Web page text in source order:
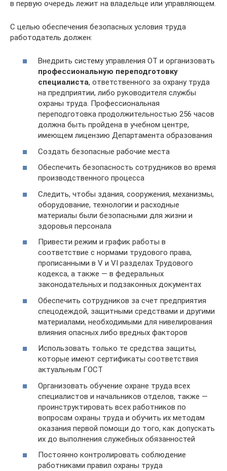
в первую очередь лежит на владельце или управляющем.
С целью обеспечения безопасных условия труда
работодатель должен:
Внедрить систему управления ОТ и организовать
профессиональную переподготовку
специалиста, ответственного за охрану труда
на предприятии, либо руководителя службы
охраны труда. Профессиональная
переподготовка продолжительностью 256 часов
должна быть пройдена в учебном центре,
имеющем лицензию Департамента образования
Создать безопасные рабочие места
Обеспечить безопасность сотрудников во время
производственного процесса
Следить, чтобы здания, сооружения, механизмы,
оборудование, технологии и расходные
материалы были безопасными для жизни и
здоровья персонала
Привести режим и график работы в
соответствие с нормами трудового права,
прописанными в V и VI разделах Трудового
кодекса, а также — в федеральных
законодательных и подзаконных документах
Обеспечить сотрудников за счет предприятия
спецодеждой, защитными средствами и другими
материалами, необходимыми для нивелирования
влияния опасных либо вредных факторов
Использовать только те средства защиты,
которые имеют сертификаты соответствия
актуальным ГОСТ
Организовать обучение охране труда всех
специалистов и начальников отделов, также —
проинструктировать всех работников по
вопросам охраны труда и обучить их методам
оказания первой помощи до того, как допускать
их до выполнения служебных обязанностей
Постоянно контролировать соблюдение
работниками правил охраны труда